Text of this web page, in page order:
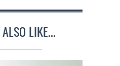
LIKE...